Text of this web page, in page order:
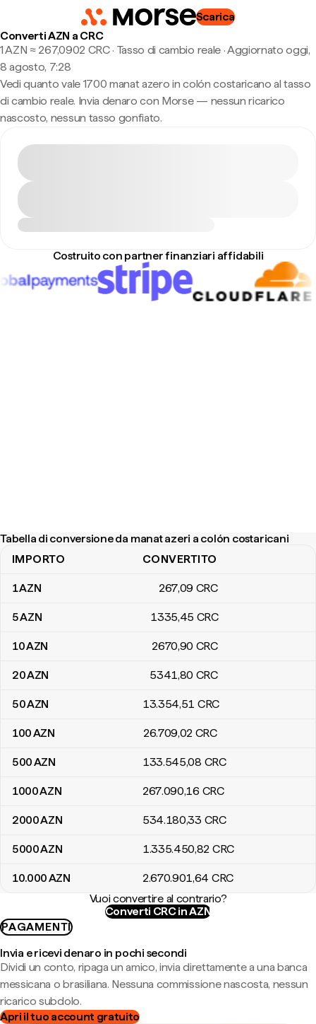
Scarica
Converti AZN a CRC
1 AZN ≈ 267,0902 CRC · Tasso di cambio reale·Aggiornato oggi,
8 agosto, 7:28
Vedi quanto vale 1700 manat azero in colón costaricano al tasso
di cambio reale. Invia denaro con Morse — nessun ricarico
nascosto, nessun tasso gonfiato.
Costruito con partner finanziari affidabili
Tabella di conversione da manat azeri a colón costaricani
Tabella di conversione da manat azeri a colón costaricani
IMPORTO CONVERTITO
1AZN 267,09 CRC
5AZN 1335,45 CRC
10AZN 2670,90 CRC
20AZN 5341,80 CRC
50AZN 13.354,51 CRC
100AZN 26.709,02 CRC
500AZN 133.545,08 CRC
1000AZN 267.090,16 CRC
2000AZN 534.180,33 CRC
5000AZN 1.335.450,82 CRC
10.000AZN 2.670.901,64 CRC
Vuoi convertire al contrario?
Converti CRC in AZN
PAGAMENTI
Invia e ricevi denaro in pochi secondi
Dividi un conto, ripaga un amico, invia direttamente a una banca
messicana o brasiliana. Nessuna commissione nascosta, nessun
ricarico subdolo.
Apri il tuo account gratuito